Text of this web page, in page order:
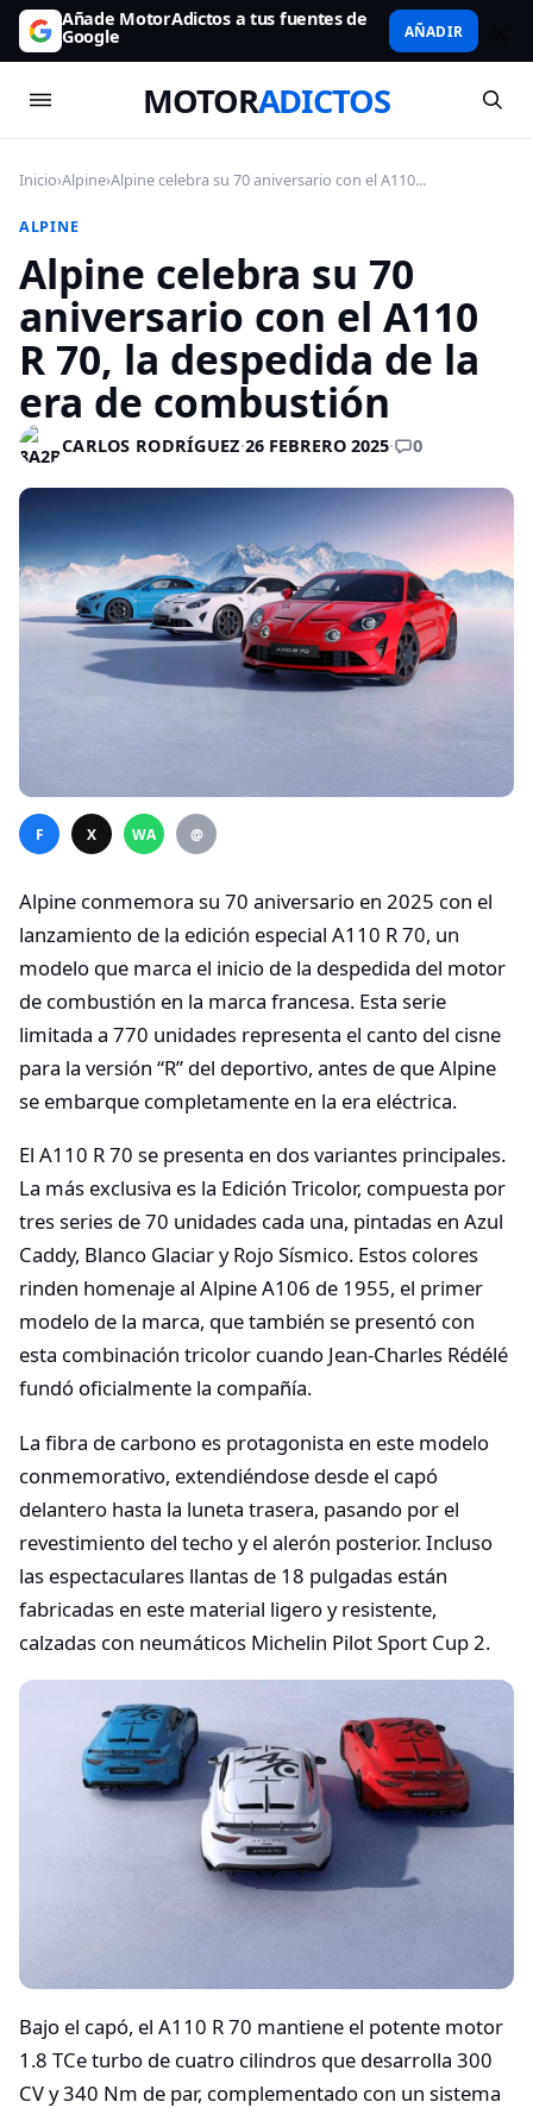
Añade MotorAdictos a tus fuentes de
Google AÑADIR
MOTORADICTOS
Inicio›Alpine›Alpine celebra su 70 aniversario con el A110...
ALPINE
Alpine celebra su 70
aniversario con el A110
R 70, la despedida de la
era de combustión
CARLOS RODRÍGUEZ·26 FEBRERO 2025· 0
F X WA @
Alpine conmemora su 70 aniversario en 2025 con el
lanzamiento de la edición especial A110 R 70, un
modelo que marca el inicio de la despedida del motor
de combustión en la marca francesa. Esta serie
limitada a 770 unidades representa el canto del cisne
para la versión “R” del deportivo, antes de que Alpine
se embarque completamente en la era eléctrica.
El A110 R 70 se presenta en dos variantes principales.
La más exclusiva es la Edición Tricolor, compuesta por
tres series de 70 unidades cada una, pintadas en Azul
Caddy, Blanco Glaciar y Rojo Sísmico. Estos colores
rinden homenaje al Alpine A106 de 1955, el primer
modelo de la marca, que también se presentó con
esta combinación tricolor cuando Jean-Charles Rédélé
fundó oficialmente la compañía.
La fibra de carbono es protagonista en este modelo
conmemorativo, extendiéndose desde el capó
delantero hasta la luneta trasera, pasando por el
revestimiento del techo y el alerón posterior. Incluso
las espectaculares llantas de 18 pulgadas están
fabricadas en este material ligero y resistente,
calzadas con neumáticos Michelin Pilot Sport Cup 2.
Bajo el capó, el A110 R 70 mantiene el potente motor
1.8 TCe turbo de cuatro cilindros que desarrolla 300
CV y 340 Nm de par, complementado con un sistema